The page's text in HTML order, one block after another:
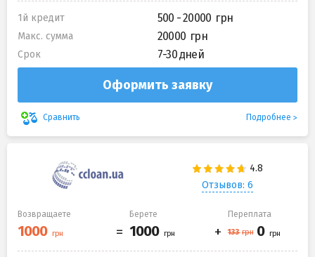
1й кредит 500 - 20000
Макс. сумма 20000
Срок 7-30 дней
Оформить заявку
Сравнить Подробнее
Отзывов: 6
Возвращаете Берете Переплата